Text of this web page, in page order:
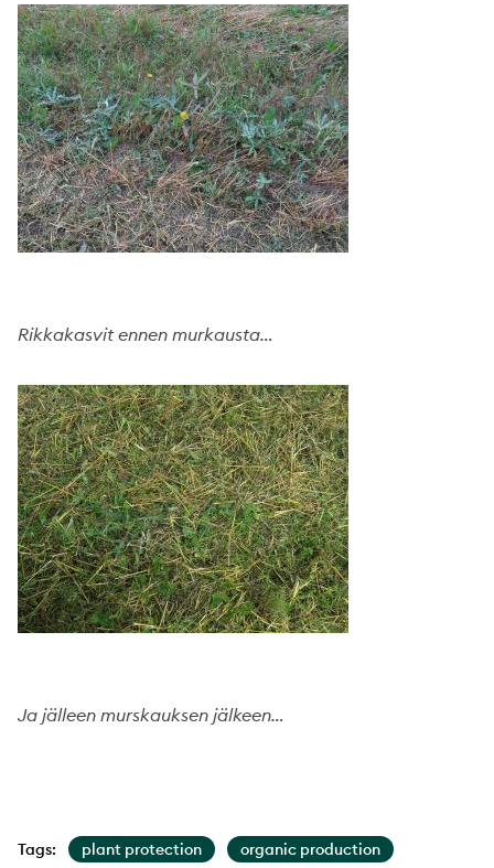
Rikkakasvit ennen murkausta…
Ja jälleen murskauksen jälkeen…
Tags: plant protection organic production